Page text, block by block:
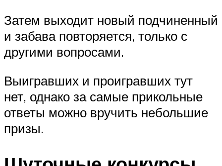
Затем выходит новый подчиненный
и забава повторяется, только с
другими вопросами.
Выигравших и проигравших тут
нет, однако за самые прикольные
ответы можно вручить небольшие
призы.